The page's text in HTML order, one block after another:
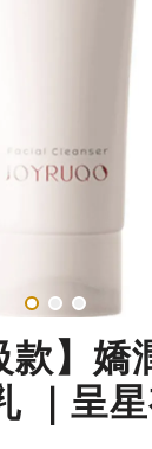
款】嬌
｜呈